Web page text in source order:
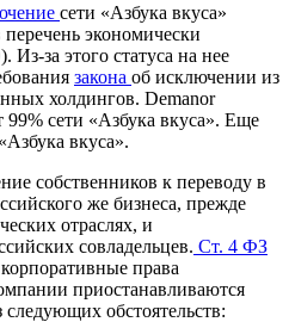
сети «Азбука вкуса»
экономически
за этого статуса на нее
закона об исключении из
холдингов. Demanor
сети «Азбука вкуса». Еще
вкуса».
собственников к переводу в
же бизнеса, прежде
отраслях, и
совладельцев. Ст. 4 ФЗ
права
приостанавливаются
обстоятельств: